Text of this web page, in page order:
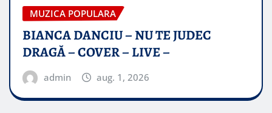
MUZICA POPULARA
BIANCA DANCIU – NU TE JUDEC
DRAGĂ – COVER – LIVE –
admin aug. 1, 2026